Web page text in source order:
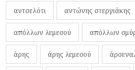
αντσελότι αντώνης στεργιάκης
απόλλων λεμεσού απόλλων
άρης άρης λεμεσού